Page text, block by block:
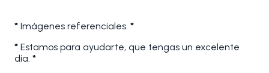
* Imágenes referenciales. *
* Estamos para ayudarte, que tengas un excelente
día. *